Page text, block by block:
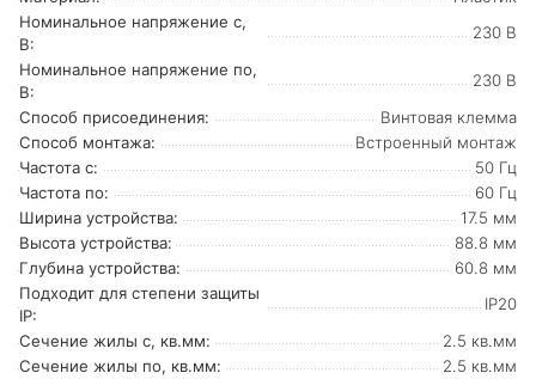
Номинальное напряжение с,
В:
230 В
Номинальное напряжение по,
В:
230 В
Способ присоединения:
Винтовая клемма
Способ монтажа:
Встроенный монтаж
Частота с:
50 Гц
Частота по:
60 Гц
Ширина устройства:
17.5 мм
Высота устройства:
88.8 мм
Глубина устройства:
60.8 мм
Подходит для степени защиты
IP:
IP20
Сечение жилы с, кв.мм:
2.5 кв.мм
Сечение жилы по, кв.мм:
2.5 кв.мм